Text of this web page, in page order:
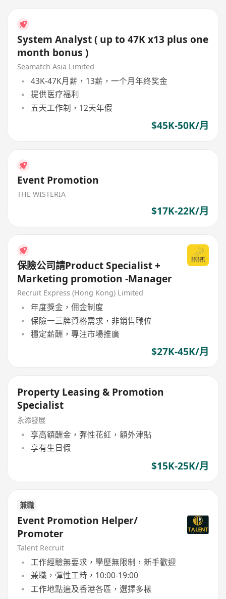
System Analyst ( up to 47K x13 plus one
month bonus )
Seamatch Asia Limited
43K-47K月薪，13薪，一个月年终奖金
提供医疗福利
五天工作制，12天年假
$45K-50K/月
Event Promotion
THE WISTERIA
$17K-22K/月
保險公司請Product Specialist +
Marketing promotion -Manager
Recruit Express (Hong Kong) Limited
年度獎金，佣金制度
保險一三牌資格需求，非銷售職位
穩定薪酬，專注市場推廣
$27K-45K/月
Property Leasing & Promotion
Specialist
永添發展
享高額酬金，彈性花紅，額外津貼
享有生日假
$15K-25K/月
兼職
Event Promotion Helper/
Promoter
Talent Recruit
工作經驗無要求，學歷無限制，新手歡迎
兼職，彈性工時，10:00-19:00
工作地點遍及香港各區，選擇多樣